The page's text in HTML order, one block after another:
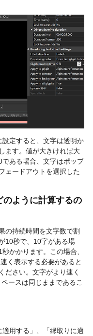
定すると、文字は透明か
ます。値が大きければ大
ある場合、文字はポップ
ェードアウトを選択した
ように計算するの
の持続時間を文字数で割
10秒で、10字がある場
かかります。この場合、
く表示する必要があると
ださい。文字がより速く
ースは同じままであるこ
用する」、「縁取りに適